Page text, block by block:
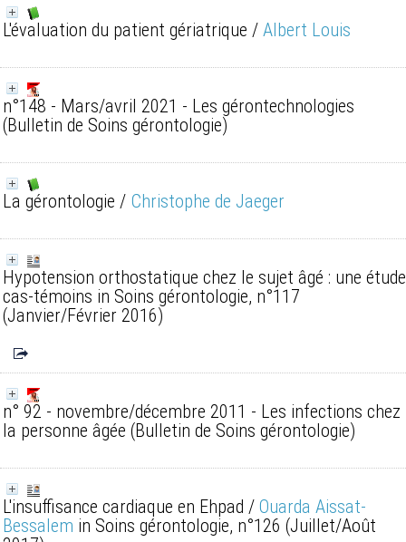
L'évaluation du patient gériatrique / Albert Louis
n°148 - Mars/avril 2021 - Les gérontechnologies
(Bulletin de Soins gérontologie)
La gérontologie / Christophe de Jaeger
Hypotension orthostatique chez le sujet âgé : une étude
cas-témoins in Soins gérontologie, n°117
(Janvier/Février 2016)
n° 92 - novembre/décembre 2011 - Les infections chez
la personne âgée (Bulletin de Soins gérontologie)
L'insuffisance cardiaque en Ehpad / Ouarda Aissat-
Bessalem in Soins gérontologie, n°126 (Juillet/Août